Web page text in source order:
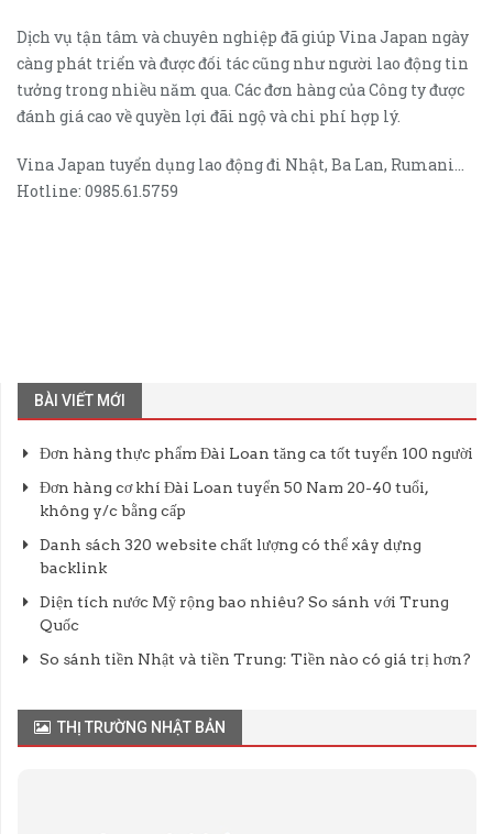
Dịch vụ tận tâm và chuyên nghiệp đã giúp Vina Japan ngày
càng phát triển và được đối tác cũng như người lao động tin
tưởng trong nhiều năm qua. Các đơn hàng của Công ty được
đánh giá cao về quyền lợi đãi ngộ và chi phí hợp lý.
Vina Japan tuyển dụng lao động đi Nhật, Ba Lan, Rumani…
Hotline: 0985.61.5759
BÀI VIẾT MỚI
Đơn hàng thực phẩm Đài Loan tăng ca tốt tuyển 100 người
Đơn hàng cơ khí Đài Loan tuyển 50 Nam 20-40 tuổi,
không y/c bằng cấp
Danh sách 320 website chất lượng có thể xây dựng
backlink
Diện tích nước Mỹ rộng bao nhiêu? So sánh với Trung
Quốc
So sánh tiền Nhật và tiền Trung: Tiền nào có giá trị hơn?
THỊ TRƯỜNG NHẬT BẢN